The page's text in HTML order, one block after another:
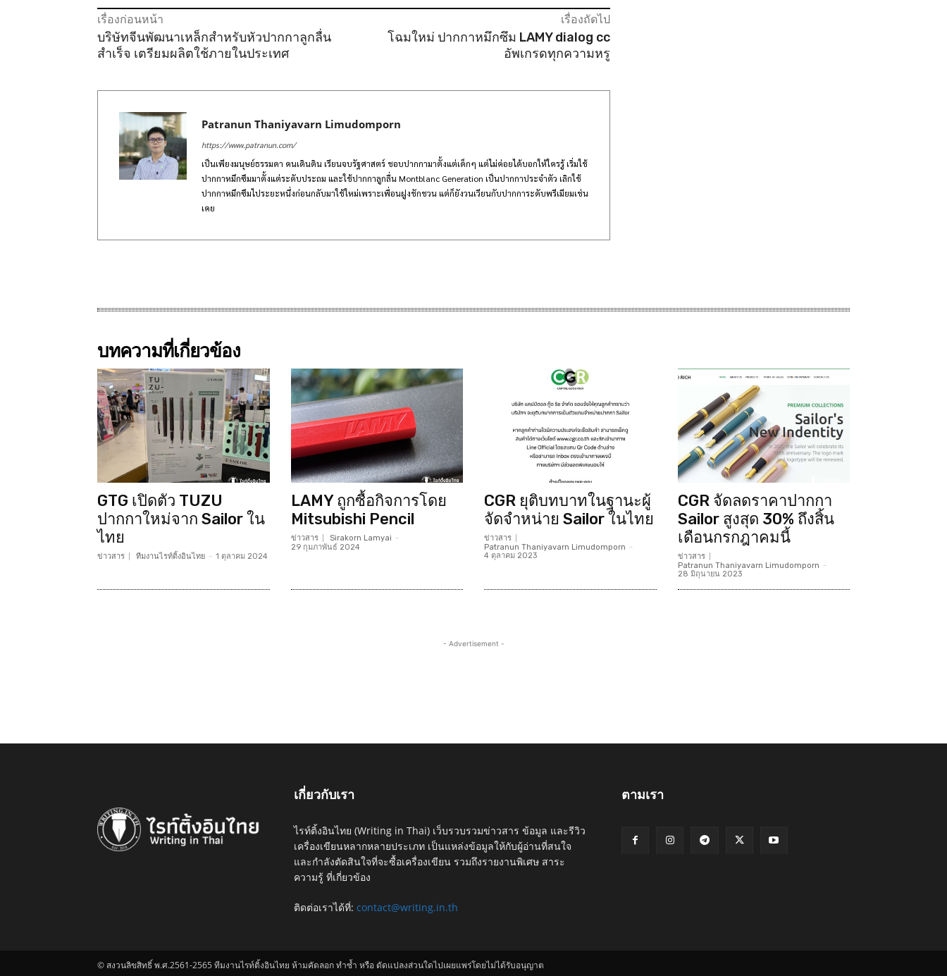
เรื่องก่อนหน้า
บริษัทจีนพัฒนาเหล็กสำหรับหัวปากกาลูกลื่น
สำเร็จ เตรียมผลิตใช้ภายในประเทศ
เรื่องถัดไป
โฉมใหม่ ปากกาหมึกซึม LAMY dialog cc
อัพเกรดทุกความหรู
Patranun Thaniyavarn Limudomporn
https://www.patranun.com/
เป็นเพียงมนุษย์ธรรมดา คนเดินดิน เรียนจบรัฐศาสตร์ ชอบปากกามาตั้งแต่เด็กๆ แต่ไม่ค่อยได้บอกให้ใครรู้ เริ่มใช้
ปากกาหมึกซึมมาตั้งแต่ระดับประถม และใช้ปากกาลูกลื่น Montblanc Generation เป็นปากกาประจำตัว เลิกใช้
ปากกาหมึกซึมไประยะหนึ่งก่อนกลับมาใช้ใหม่เพราะเพื่อนฝูงชักชวน แต่ก็ยังวนเวียนกับปากการะดับพรีเมียมเช่น
เคย
บทความที่เกี่ยวข้อง
GTG เปิดตัว TUZU
ปากกาใหม่จาก Sailor ใน
ไทย
ข่าวสาร ทีมงานไรท์ติ้งอินไทย - 1 ตุลาคม 2024
LAMY ถูกซื้อกิจการโดย
Mitsubishi Pencil
ข่าวสาร Sirakorn Lamyai -
29 กุมภาพันธ์ 2024
CGR ยุติบทบาทในฐานะผู้
จัดจำหน่าย Sailor ในไทย
ข่าวสาร
Patranun Thaniyavarn Limudomporn -
4 ตุลาคม 2023
CGR จัดลดราคาปากกา
Sailor สูงสุด 30% ถึงสิ้น
เดือนกรกฎาคมนี้
ข่าวสาร
Patranun Thaniyavarn Limudomporn -
28 มิถุนายน 2023
- Advertisement -
เกี่ยวกับเรา
ไรท์ติ้งอินไทย (Writing in Thai) เว็บรวบรวมข่าวสาร ข้อมูล และรีวิว
เครื่องเขียนหลากหลายประเภท เป็นแหล่งข้อมูลให้กับผู้อ่านที่สนใจ
และกำลังตัดสินใจที่จะซื้อเครื่องเขียน รวมถึงรายงานพิเศษ สาระ
ความรู้ ที่เกี่ยวข้อง
ติดต่อเราได้ที่: contact@writing.in.th
ตามเรา
© สงวนลิขสิทธิ์ พ.ศ.2561-2565 ทีมงานไรท์ติ้งอินไทย ห้ามคัดลอก ทำซ้ำ หรือ ดัดแปลงส่วนใดไปเผยแพร่โดยไม่ได้รับอนุญาต